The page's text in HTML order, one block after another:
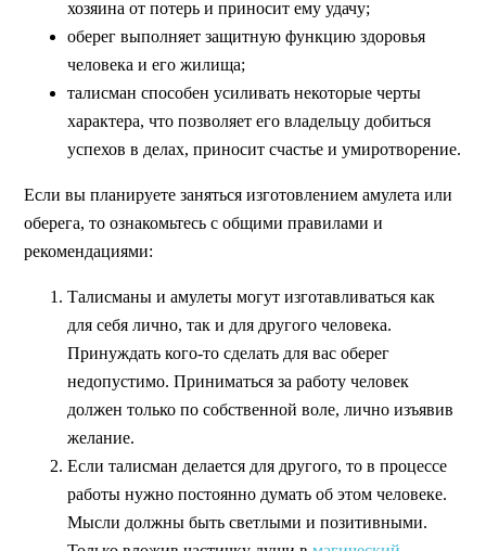
хозяина от потерь и приносит ему удачу;
оберег выполняет защитную функцию здоровья
человека и его жилища;
талисман способен усиливать некоторые черты
характера, что позволяет его владельцу добиться
успехов в делах, приносит счастье и умиротворение.
Если вы планируете заняться изготовлением амулета или
оберега, то ознакомьтесь с общими правилами и
рекомендациями:
Талисманы и амулеты могут изготавливаться как
для себя лично, так и для другого человека.
Принуждать кого-то сделать для вас оберег
недопустимо. Приниматься за работу человек
должен только по собственной воле, лично изъявив
желание.
Если талисман делается для другого, то в процессе
работы нужно постоянно думать об этом человеке.
Мысли должны быть светлыми и позитивными.